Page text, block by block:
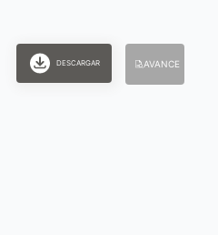
DESCARGAR AVANCE